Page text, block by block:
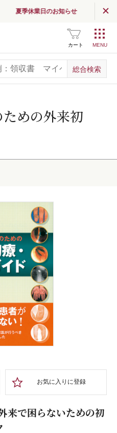
夏季休業日のお知らせ
カート
めの外来初
お気に入りに登録
来で困らないための初